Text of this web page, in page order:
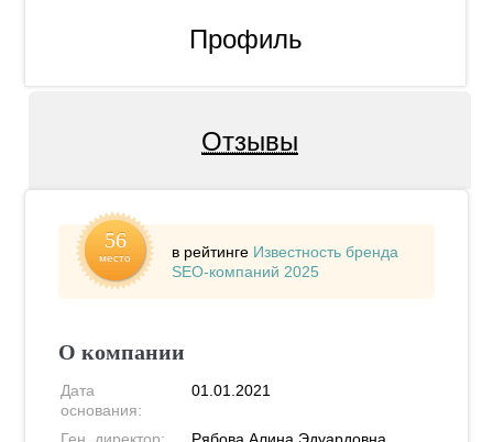
Профиль
Отзывы
56
место в рейтинге Известность бренда
SEO-компаний 2025
О компании
Дата
основания:
01.01.2021